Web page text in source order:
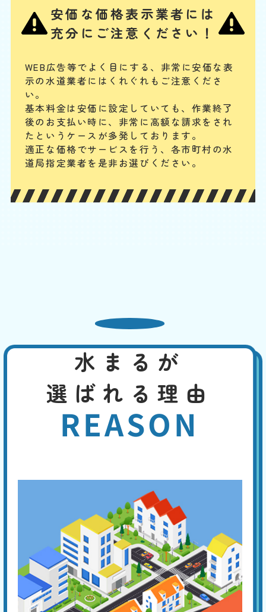
引
ポケットに入れておいたスマホや、トイレの飾り棚の小さい置物、子ど
もが持ち込んだおもちゃなどの固形物を落としてつまらせた場合は、ス
ッポンでの対応が難しく、かえって排水管の奥に留まる可能性がありま
す。物が見えない場合は専門業者に相談してください。
便器に物を流した
EB
限
定
割
引
合計 3,300円〜
排水管は水が流れるためのものですが、トイレの臭気が上がってこない
封水のために曲がった構造になっています。異物が混入するとそこで引
っかかってつまることがあります。こうなると一般の人ではつまりを解
熱湯や市販の薬剤でも改
善しない
3,000 円 W
EB
限
定
割
引
4,400円
合計 4,400
トイレットペーパーは水溶性ですから、時間が経てばつまりを解消する
ことがあります。しかし熱湯や薬剤でトイレットペーパーを溶かして、
ラバーカップでもつまり
が治らない
基本料
3,000円
EB
限
定
割
引
作業費
5,500
部品代
0円〜
合計 5,500 円〜
トイレットペーパーによる排水口付近のつまりなら、ラバーカップで解
消する事ができるでしょう。しかし、つまりの原因がトイレ本体の排水
管の奥であった場合は、より強力なつまり専用機器（真空式・ワイヤー
安価な価格表示業者には
充分にご注意ください！
WEB広告等でよく目にする、非常に安価な表
示の水道業者にはくれぐれもご注意くださ
い。
基本料金は安価に設定していても、作業終了
後のお支払い時に、 非常に高額な請求をされ
たというケースが多発しております。
適正な価格でサービスを行う、各市町村の水
道局指定業者を是非お選びください。
水まるが
選ばれる理由
REASON